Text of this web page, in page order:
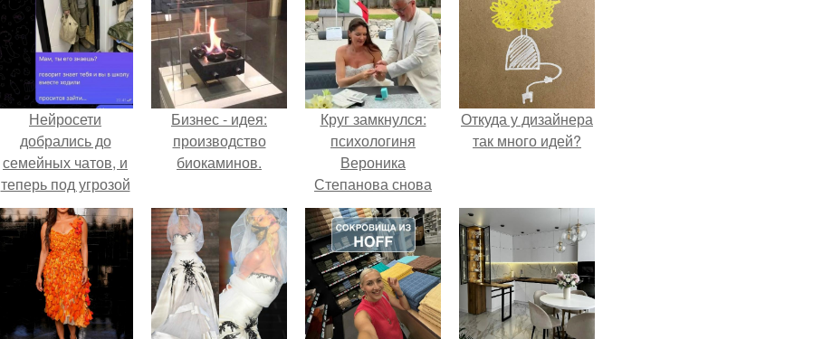
Нейросети
добрались до
семейных чатов, и
теперь под угрозой
мамины нервы.
Бизнес - идея:
производство
биокаминов.
Круг замкнулся:
психологиня
Вероника
Степанова снова
вышла замуж за
собственного
бывшего мужа.
Откуда у дизайнера
так много идей?